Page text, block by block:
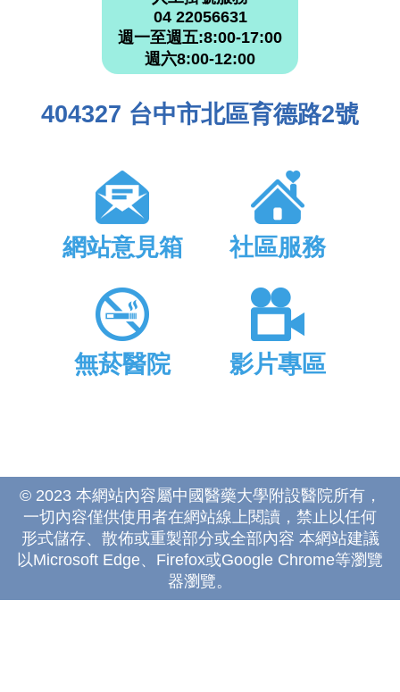
04 22056631
週一至週五:8:00-17:00
週六8:00-12:00
404327 台中市北區育德路2號
網站意見箱 社區服務
無菸醫院 影片專區
© 2023 本網站內容屬中國醫藥大學附設醫院所有，
一切內容僅供使用者在網站線上閱讀，禁止以任何
形式儲存、散佈或重製部分或全部內容 本網站建議
以Microsoft Edge、Firefox或Google Chrome等瀏覽
器瀏覽。